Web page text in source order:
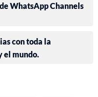
WhatsApp Channels
con toda la
el mundo.